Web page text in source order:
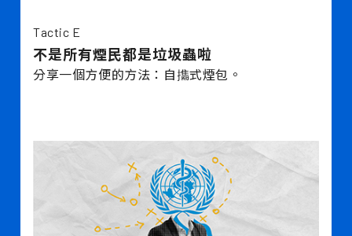
Tactic E
不是所有煙民都是垃圾蟲啦
分享一個方便的方法：自㩦式煙包。